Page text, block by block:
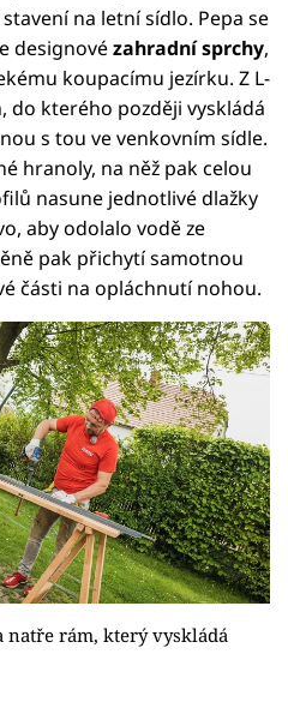
na letní sídlo. Pepa se
designovézahradní sprchy,
koupacímu jezírku. Z L-
kterého později vyskládá
s tou ve venkovním sídle.
hranoly, na něž pak celou
nasune jednotlivé dlažky
aby odolalo vodě ze
pak přichytí samotnou
části na opláchnutí nohou.
rám, který vyskládá